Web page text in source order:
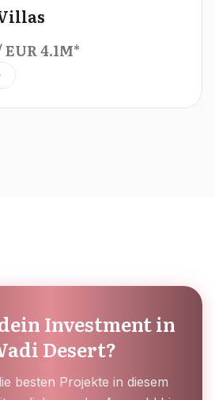
EUR4.1M*
Investment in
Desert?
besten Projekte in diesem